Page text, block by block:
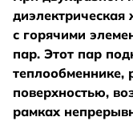
диэлектрическая
с горячими
пар. Этот пар
теплообменнике,
поверхностью,
рамках